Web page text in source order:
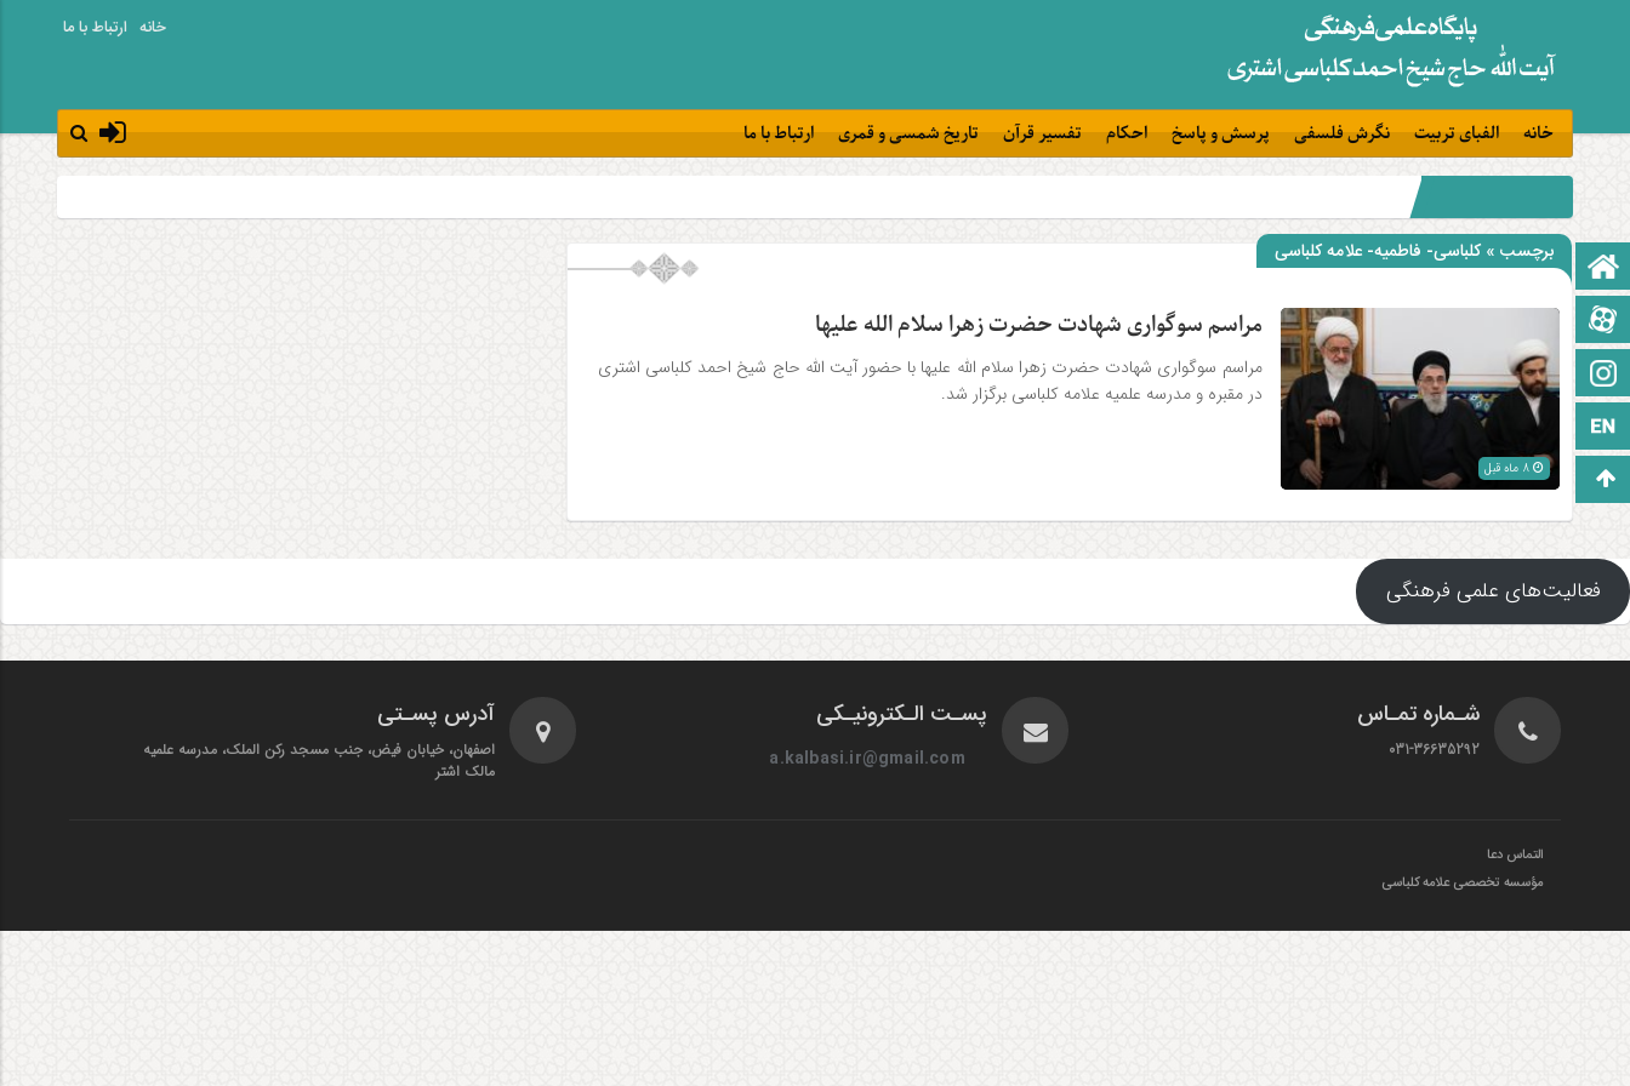
خانه ارتباط با ما
خانه الفبای تربیت نگرش فلسفی پرسش و پاسخ احکام تفسیر قرآن تاریخ شمسی و قمری ارتباط با ما
صفحه نخست
آپارات
اینستاگرام
زبان انگلیسی
برو بالا
برچسب » کلباسی- فاطمیه- علامه کلباسی
مراسم سوگواری شهادت حضرت زهرا سلام الله علیها
مراسم سوگواری شهادت حضرت زهرا سلام الله علیها با حضور آیت الله حاج شیخ احمد کلباسی اشتری
در مقبره و مدرسه علمیه علامه کلباسی برگزار شد.
فعالیت‌های علمی فرهنگی
شـماره تمـاس
031-36635292
پسـت الـکترونیـکی
a.kalbasi.ir@gmail.com
آدرس پسـتی
اصفهان، خیابان فیض، جنب مسجد رکن الملک، مدرسه علمیه
مالک اشتر
التماس دعا
مؤسسه تخصصی علامه کلباسی